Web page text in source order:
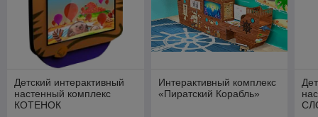
Детский интерактивный
настенный комплекс
КОТЕНОК
Интерактивный комплекс
«Пиратский Корабль»